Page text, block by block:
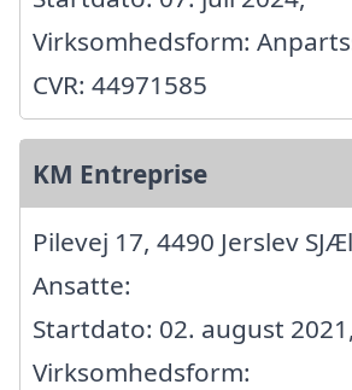
Virksomhedsform:
CVR: 44971585
KM Entreprise
Pilevej 17, 4490 Jerslev
Ansatte:
Startdato: 02. august 2021,
Virksomhedsform: